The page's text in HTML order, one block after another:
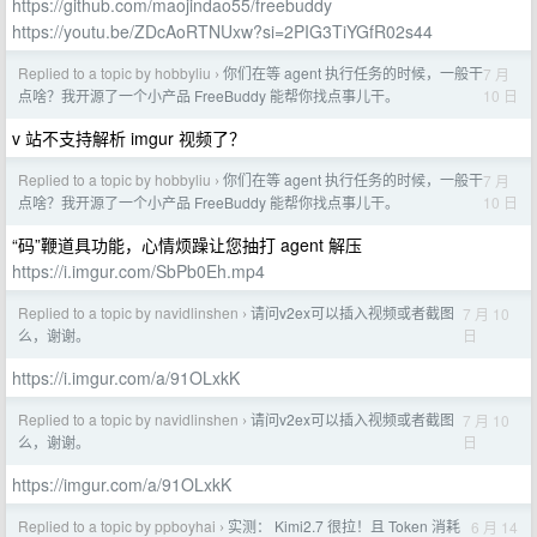
https://github.com/maojindao55/freebuddy
https://youtu.be/ZDcAoRTNUxw?si=2PIG3TiYGfR02s44
Replied to a topic by hobbyliu › 你们在等 agent 执行任务的时候，一般干
点啥？我开源了一个小产品 FreeBuddy 能帮你找点事儿干。
7 月
10 日
v 站不支持解析 imgur 视频了？
Replied to a topic by hobbyliu › 你们在等 agent 执行任务的时候，一般干
点啥？我开源了一个小产品 FreeBuddy 能帮你找点事儿干。
7 月
10 日
“码”鞭道具功能，心情烦躁让您抽打 agent 解压
https://i.imgur.com/SbPb0Eh.mp4
Replied to a topic by navidlinshen › 请问v2ex可以插入视频或者截图
么，谢谢。
7 月 10
日
https://i.imgur.com/a/91OLxkK
Replied to a topic by navidlinshen › 请问v2ex可以插入视频或者截图
么，谢谢。
7 月 10
日
https://imgur.com/a/91OLxkK
Replied to a topic by ppboyhai › 实测： Kimi2.7 很拉！且 Token 消耗 6 月 14